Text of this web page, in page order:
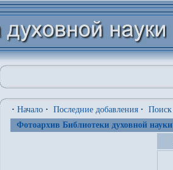
· Начало · Последние добавления · Поиск
Фотоархив Библиотеки духовной науки